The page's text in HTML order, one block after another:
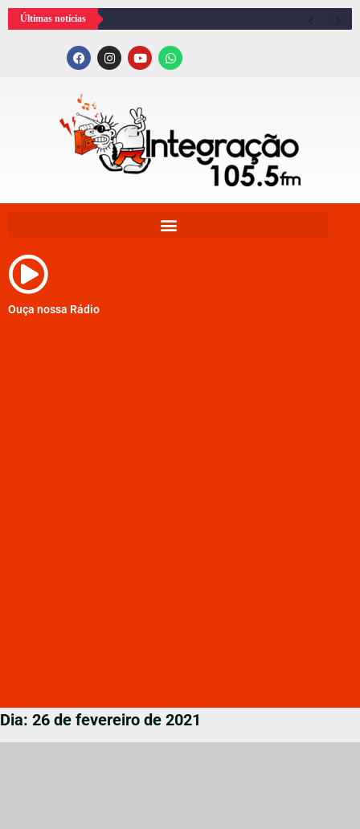
Últimas notícias
Ouça nossa Rádio
Dia: 26 de fevereiro de 2021